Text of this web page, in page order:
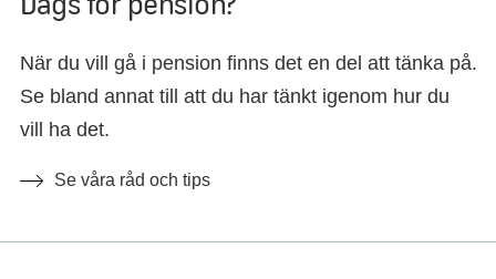
När du vill gå i pension finns det en del att tänka på.
Se bland annat till att du har tänkt igenom hur du
vill ha det.
Se våra råd och tips